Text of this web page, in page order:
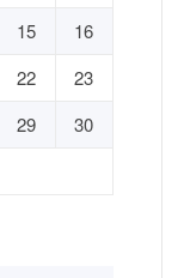
15
16
22
23
29
30